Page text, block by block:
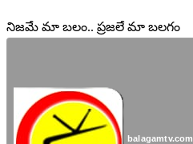
నిజమే మా బలం.. ప్రజలే మా బలగం
balagamtv.com